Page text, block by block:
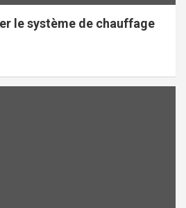
le système de chauffage